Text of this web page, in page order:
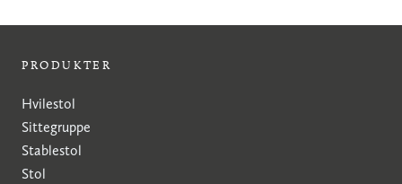
PRODUKTER
Hvilestol
Sittegruppe
Stablestol
Stol